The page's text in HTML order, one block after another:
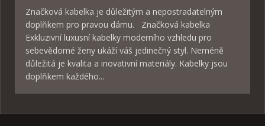
Značková kabelka je důležitým a nepostradatelným
doplňkem pro pravou dámu. Značková kabelka
Exkluzivní luxusní kabelky moderního vzhledu pro
sebevědomé ženy ukáží váš jedinečný styl. Neméně
důležitá je kvalita a inovativní materiály. Kabelky jsou
doplňkem každého...